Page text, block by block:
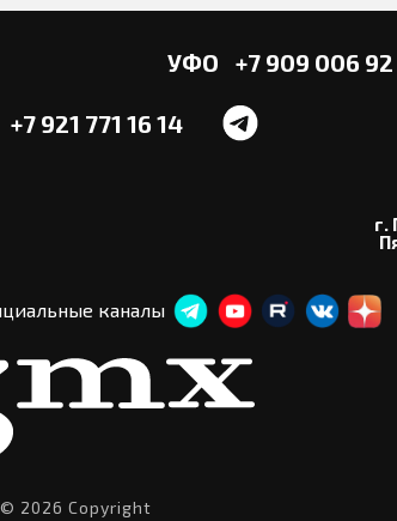
+7 909 006 92
каналы
г.
УФО
+7 921 771 16 14
© 2026 Copyright